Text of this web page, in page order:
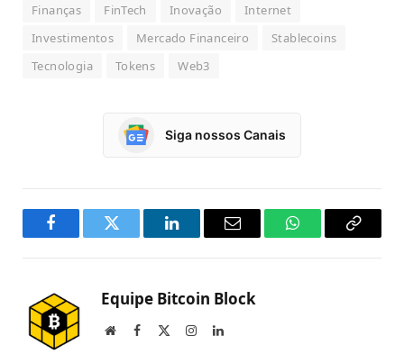
Finanças
FinTech Inovação
Internet
Investimentos
Mercado Financeiro
Stablecoins
Tecnologia
Tokens Web3
Siga nossos Canais
FacebookTwitter LinkedInEmail WhatsAppCopy
Equipe Bitcoin Block
WebsiteFacebook InstagramLinkedIn